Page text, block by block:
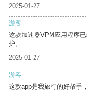
2025-01-27
游客
这款加速器VPM应用程序
护。
2025-01-27
游客
这款app是我旅行的好帮手